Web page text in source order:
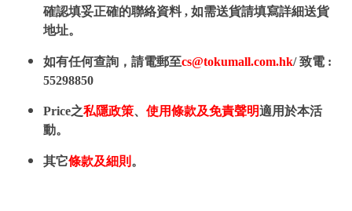
確認填妥正確的聯絡資料 , 如需送貨請填寫詳細送貨
地址。
如有任何查詢，請電郵至cs@tokumall.com.hk/ 致電 :
55298850
Price之私隱政策、 使用條款及免責聲明適用於本活
動。
其它條款及細則 。